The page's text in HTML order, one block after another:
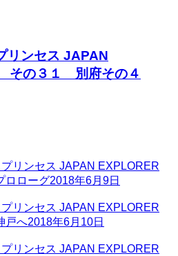
リンセス JAPAN
その３１ 別府その４
リンセス JAPAN EXPLORER
ローグ2018年6月9日
リンセス JAPAN EXPLORER
へ2018年6月10日
リンセス JAPAN EXPLORER